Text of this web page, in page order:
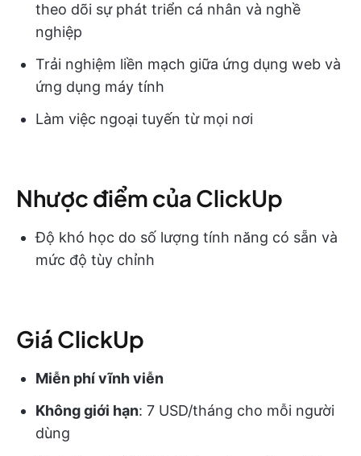
theo dõi sự phát triển cá nhân và nghề
nghiệp
Trải nghiệm liền mạch giữa ứng dụng web và
ứng dụng máy tính
Làm việc ngoại tuyến từ mọi nơi
Nhược điểm của ClickUp
Độ khó học do số lượng tính năng có sẵn và
mức độ tùy chỉnh
Giá ClickUp
Miễn phí vĩnh viễn
Không giới hạn: 7 USD/tháng cho mỗi người
dùng